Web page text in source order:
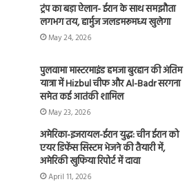
ट्रंप का बड़ा ऐलान- ईरान के साथ समझौता
लगभग तय, हार्मुज जलडमरूमध्य खुलेगा
May 24, 2026
पुलवामा मास्टरमाइंड हमजा बुरहान की अंतिम
यात्रा में Hizbul चीफ और Al-Badr सरगना
समेत कई आतंकी शामिल
May 23, 2026
अमेरिका-इजरायल-ईरान युद्ध: चीन ईरान को
एयर डिफेंस सिस्टम भेजने की तैयारी में,
अमेरिकी खुफिया रिपोर्ट में दावा
April 11, 2026